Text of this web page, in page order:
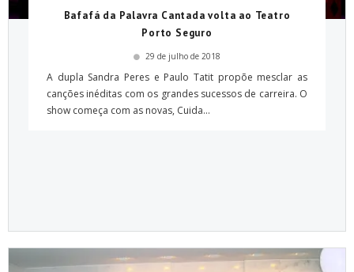
Bafafá da Palavra Cantada volta ao Teatro
Porto Seguro
29 de julho de 2018
A dupla Sandra Peres e Paulo Tatit propõe mesclar as
canções inéditas com os grandes sucessos de carreira. O
show começa com as novas, Cuida...